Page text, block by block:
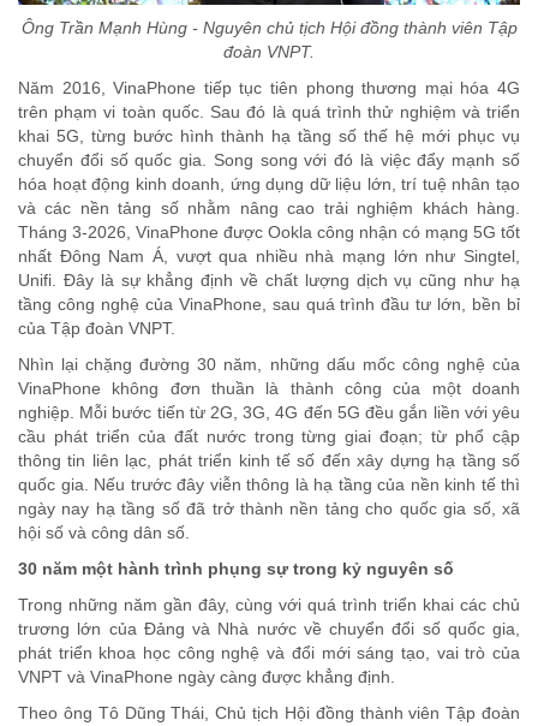
Ông Trần Mạnh Hùng - Nguyên chủ tịch Hội đồng thành viên Tập
đoàn VNPT.
Năm 2016, VinaPhone tiếp tục tiên phong thương mại hóa 4G
trên phạm vi toàn quốc. Sau đó là quá trình thử nghiệm và triển
khai 5G, từng bước hình thành hạ tầng số thế hệ mới phục vụ
chuyển đổi số quốc gia. Song song với đó là việc đẩy mạnh số
hóa hoạt động kinh doanh, ứng dụng dữ liệu lớn, trí tuệ nhân tạo
và các nền tảng số nhằm nâng cao trải nghiệm khách hàng.
Tháng 3-2026, VinaPhone được Ookla công nhận có mạng 5G tốt
nhất Đông Nam Á, vượt qua nhiều nhà mạng lớn như Singtel,
Unifi. Đây là sự khẳng định về chất lượng dịch vụ cũng như hạ
tầng công nghệ của VinaPhone, sau quá trình đầu tư lớn, bền bỉ
của Tập đoàn VNPT.
Nhìn lại chặng đường 30 năm, những dấu mốc công nghệ của
VinaPhone không đơn thuần là thành công của một doanh
nghiệp. Mỗi bước tiến từ 2G, 3G, 4G đến 5G đều gắn liền với yêu
cầu phát triển của đất nước trong từng giai đoạn; từ phổ cập
thông tin liên lạc, phát triển kinh tế số đến xây dựng hạ tầng số
quốc gia. Nếu trước đây viễn thông là hạ tầng của nền kinh tế thì
ngày nay hạ tầng số đã trở thành nền tảng cho quốc gia số, xã
hội số và công dân số.
30 năm một hành trình phụng sự trong kỷ nguyên số
Trong những năm gần đây, cùng với quá trình triển khai các chủ
trương lớn của Đảng và Nhà nước về chuyển đổi số quốc gia,
phát triển khoa học công nghệ và đổi mới sáng tạo, vai trò của
VNPT và VinaPhone ngày càng được khẳng định.
Theo ông Tô Dũng Thái, Chủ tịch Hội đồng thành viên Tập đoàn